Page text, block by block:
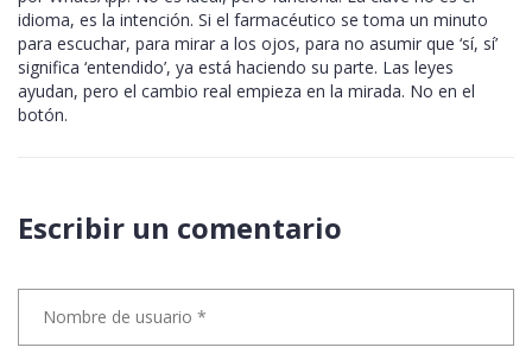
idioma, es la intención. Si el farmacéutico se toma un minuto
para escuchar, para mirar a los ojos, para no asumir que ‘sí, sí’
significa ‘entendido’, ya está haciendo su parte. Las leyes
ayudan, pero el cambio real empieza en la mirada. No en el
botón.
Escribir un comentario